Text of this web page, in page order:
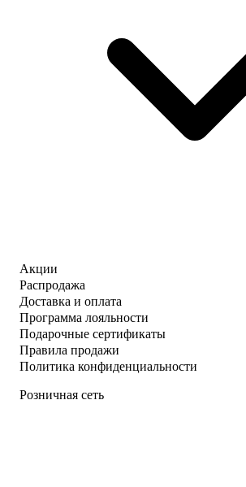
Акции
Распродажа
Доставка и оплата
Программа лояльности
Подарочные сертификаты
Правила продажи
Политика конфиденциальности
Розничная сеть